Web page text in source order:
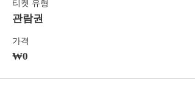
티켓 유형
관람권
가격
₩0